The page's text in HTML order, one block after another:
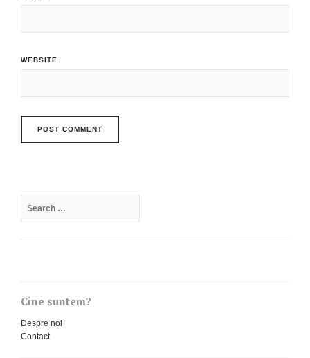
WEBSITE
for:
Cine suntem?
Despre noi
Contact